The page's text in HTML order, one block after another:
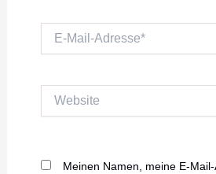
Mail-
Website
Meinen Namen, meine E-